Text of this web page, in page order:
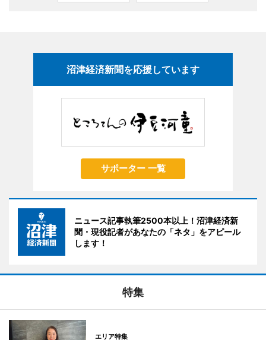
沼津経済新聞を応援しています
サポーター 一覧
ニュース記事執筆2500本以上！沼津経済新
聞・現役記者があなたの「ネタ」をアピール
します！
特集
エリア特集